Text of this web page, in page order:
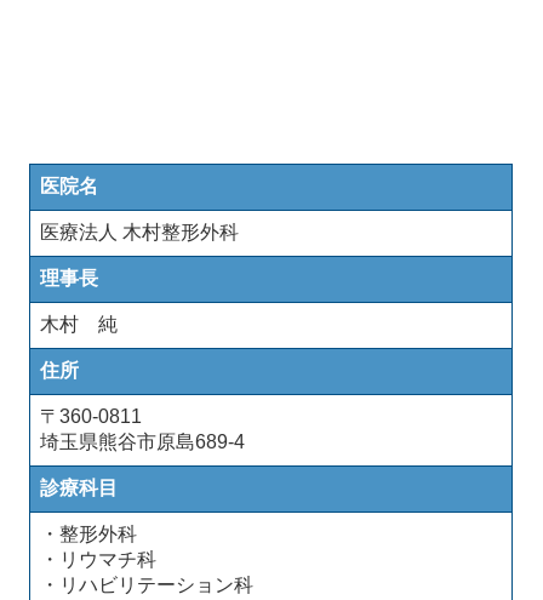
医院名
医療法人 木村整形外科
理事長
木村 純
住所
〒360-0811
埼玉県熊谷市原島689-4
診療科目
・整形外科
・リウマチ科
・リハビリテーション科